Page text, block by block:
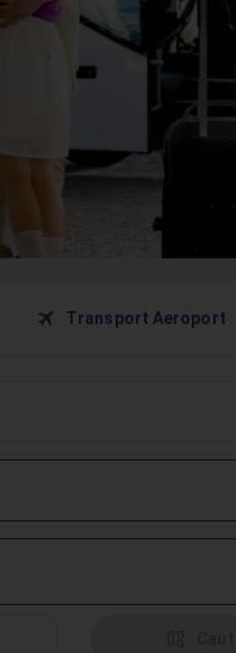
󰀝 Transport Aeroport